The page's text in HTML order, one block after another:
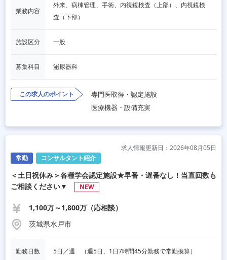
業務内容
外来、病棟管理、手術、内視鏡検査（上部）、内視鏡検
査（下部）
施設区分 一般
募集科目 泌尿器科
この求人のポイント
専門医取得・認定施設
医療機器・設備充実
常勤 コンサルタント紹介
求人情報更新日：2026年08月05日
＜土日祝休み＞各種学会認定施設★早番・遅番なし！当直回数も
ご相談ください▼
NEW
1,100万～1,800万（応相談）
茨城県水戸市
勤務日数 5日／週　（週5日、1日7時間45分勤務で常勤換算）